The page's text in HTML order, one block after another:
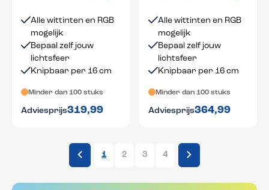
Alle wittinten en RGB
mogelijk
Bepaal zelf jouw
lichtsfeer
Knipbaar per 16 cm
Minder dan 100 stuks
Adviesprijs319,99
Alle wittinten en RGB
mogelijk
Bepaal zelf jouw
lichtsfeer
Knipbaar per 16 cm
Minder dan 100 stuks
Adviesprijs364,99
1 2 3 4